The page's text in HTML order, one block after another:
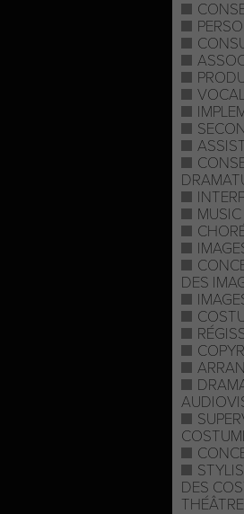
DES
DES
THÉÂTRE